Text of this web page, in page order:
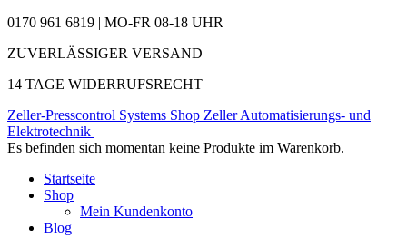
0170 961 6819 | MO-FR 08-18 UHR
ZUVERLÄSSIGER VERSAND
14 TAGE WIDERRUFSRECHT
Zeller-Presscontrol Systems Shop Zeller Automatisierungs- und
Elektrotechnik
Es befinden sich momentan keine Produkte im Warenkorb.
Startseite
Shop
Mein Kundenkonto
Blog